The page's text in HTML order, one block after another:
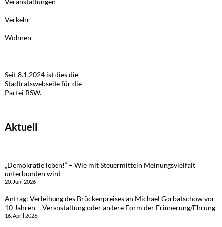
Verkehr
Wohnen
Seit 8.1.2024 ist dies die
Stadtratswebseite für die
Partei BSW.
Aktuell
„Demokratie leben!“ – Wie mit Steuermitteln Meinungsvielfalt
unterbunden wird
20. Juni 2026
Antrag: Verleihung des Brückenpreises an Michael Gorbatschow vor
10 Jahren – Veranstaltung oder andere Form der Erinnerung/Ehrung
16. April 2026